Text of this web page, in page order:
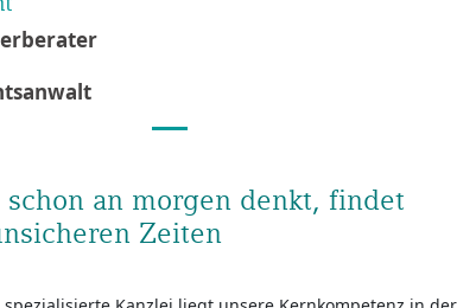
an morgen denkt, findet
Zeiten